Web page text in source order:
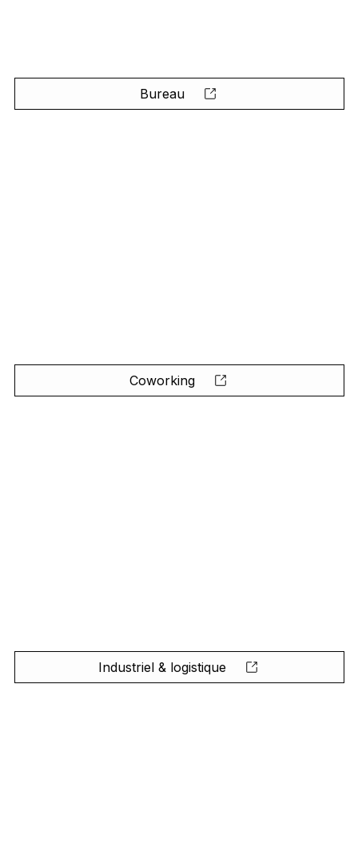
Bureau
Coworking
Industriel & logistique